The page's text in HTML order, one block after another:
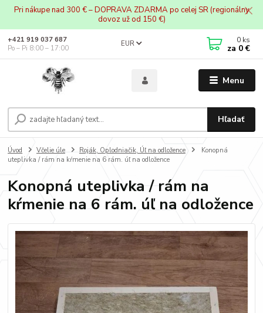
Pri nákupe nad 300 € – DOPRAVA ZDARMA po celej SR (regionálny
dovoz už od 150 €)
Menu
EUR
Hľadať
+421 919 037 687
Po – Pi 8:00 – 17:00
0 ks
za 0 €
Úvod Včelie úle Roják, Oplodniačik, Úľ na odložence
Konopná
uteplivka / rám na kŕmenie na 6 rám. úľ na odložence
Konopná uteplivka / rám na
kŕmenie na 6 rám. úľ na odložence